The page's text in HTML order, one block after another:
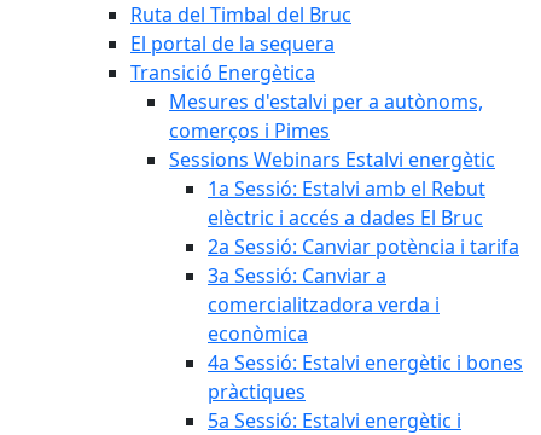
Ruta del Timbal del Bruc
El portal de la sequera
Transició Energètica
Mesures d'estalvi per a autònoms,
comerços i Pimes
Sessions Webinars Estalvi energètic
1a Sessió: Estalvi amb el Rebut
elèctric i accés a dades El Bruc
2a Sessió: Canviar potència i tarifa
3a Sessió: Canviar a
comercialitzadora verda i
econòmica
4a Sessió: Estalvi energètic i bones
pràctiques
5a Sessió: Estalvi energètic i